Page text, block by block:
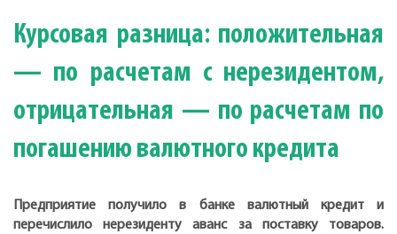
Курсовая разница: положительная
— по расчетам с нерезидентом,
отрицательная — по расчетам по
погашению валютного кредита
Предприятие получило в банке валютный кредит и
перечислило нерезиденту аванс за поставку товаров.